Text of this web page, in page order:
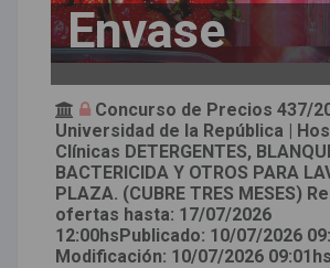
Envase
Concurso de Precios 437/
Universidad de la República |
Clínicas DETERGENTES,
BACTERICIDA Y OTROS PARA
PLAZA. (CUBRE TRES MESES)
ofertas hasta: 17/07/2026
12:00hsPublicado: 10/07/2026
Modificación: 10/07/2026 09:01hs